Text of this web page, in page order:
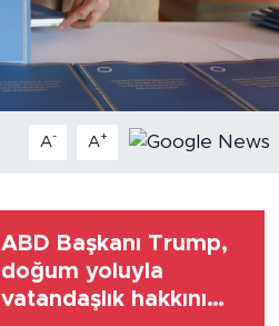
A- A+
ABD Başkanı Trump,
doğum yoluyla
vatandaşlık hakkını